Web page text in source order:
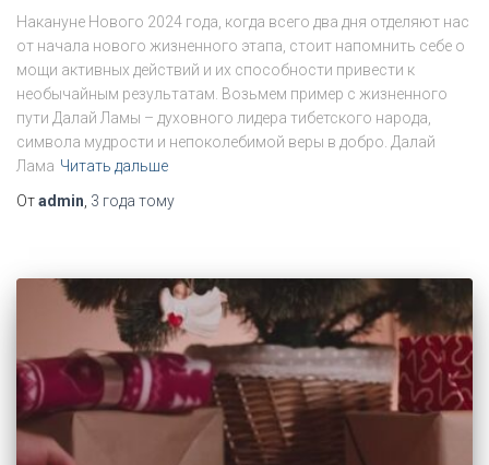
Накануне Нового 2024 года, когда всего два дня отделяют нас
от начала нового жизненного этапа, стоит напомнить себе о
мощи активных действий и их способности привести к
необычайным результатам. Возьмем пример с жизненного
пути Далай Ламы – духовного лидера тибетского народа,
символа мудрости и непоколебимой веры в добро. Далай
Лама Читать дальше
Отadmin, 3 года тому